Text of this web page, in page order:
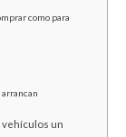
como para
vehículos un